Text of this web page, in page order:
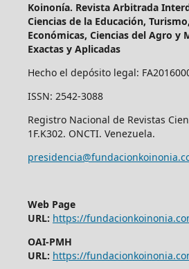
Koinonía. Revista Arbitrada
Ciencias de la Educación,
Económicas, Ciencias del Agro y
Exactas y Aplicadas
Hecho el depósito legal:
ISSN: 2542-3088
Registro Nacional de Revistas
1F.K302. ONCTI. Venezuela.
Web Page
URL: https://
OAI-PMH
URL: https://